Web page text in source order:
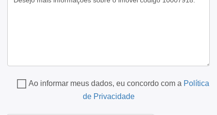
Ao informar meus dados, eu concordo com a Política
de Privacidade